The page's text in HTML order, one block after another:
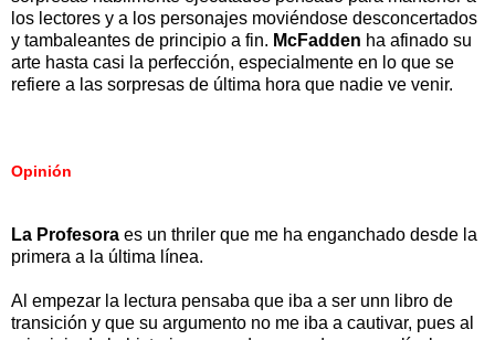
los lectores y a los personajes moviéndose desconcertados
y tambaleantes de principio a fin. McFadden ha afinado su
arte hasta casi la perfección, especialmente en lo que se
refiere a las sorpresas de última hora que nadie ve venir.
Opinión
La Profesora es un thriler que me ha enganchado desde la
primera a la última línea.
Al empezar la lectura pensaba que iba a ser unn libro de
transición y que su argumento no me iba a cautivar, pues al